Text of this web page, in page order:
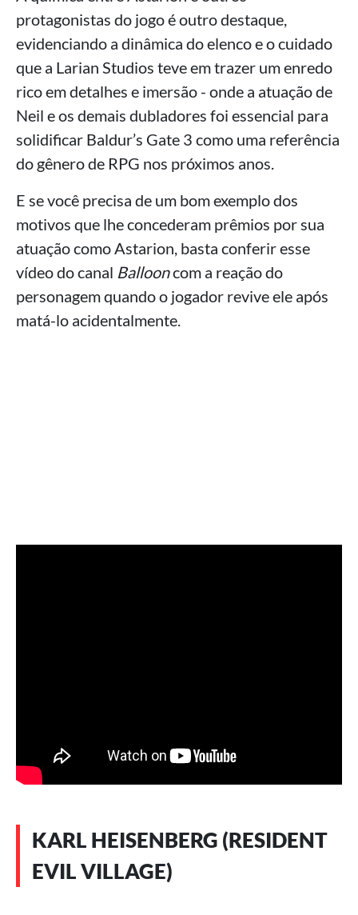
protagonistas do jogo é outro destaque,
evidenciando a dinâmica do elenco e o cuidado
que a Larian Studios teve em trazer um enredo
rico em detalhes e imersão - onde a atuação de
Neil e os demais dubladores foi essencial para
solidificar Baldur’s Gate 3 como uma referência
do gênero de RPG nos próximos anos.
E se você precisa de um bom exemplo dos
motivos que lhe concederam prêmios por sua
atuação como Astarion, basta conferir esse
vídeo do canal Ballooncom a reação do
personagem quando o jogador revive ele após
matá-lo acidentalmente.
KARL HEISENBERG (RESIDENT
EVIL VILLAGE)